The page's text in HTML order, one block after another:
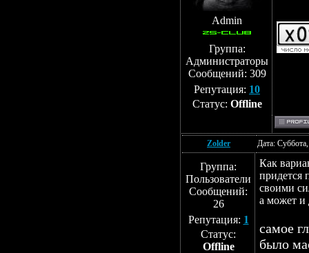
Admin
Группа:
Администраторы
Сообщений: 309
Репутация: 10
Статус: Offline
Zolder Дата:
Группа:
Пользователи
Сообщений:
26
Репутация: 1
Статус:
Offline
Как
придется
своими
а может и
самое
было